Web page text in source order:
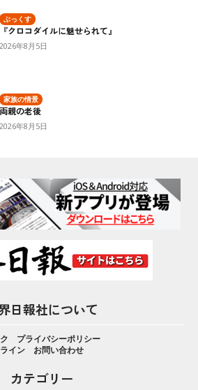
ぶっくす
『クロコダイルに魅せられて』
2026年8月5日
家族の情景
両親の老後
2026年8月5日
日報社について
プライバシーポリシー
イン
お問い合わせ
カテゴリー